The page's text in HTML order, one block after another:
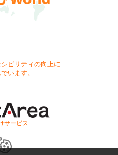
ビリティの向上に
います。
サービス -